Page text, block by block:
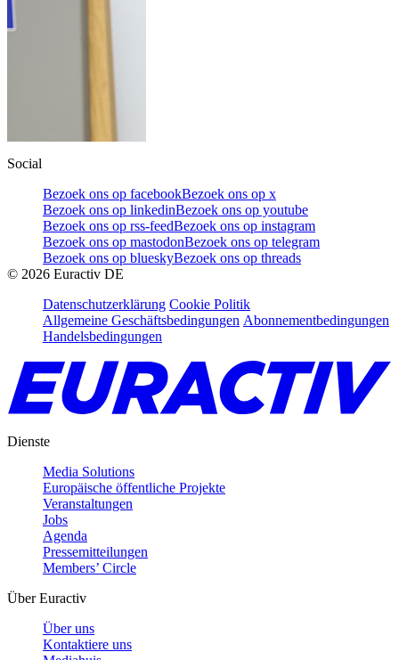
Social
Bezoek ons op facebookBezoek ons op x
Bezoek ons op linkedinBezoek ons op youtube
Bezoek ons op rss-feedBezoek ons op instagram
Bezoek ons op mastodonBezoek ons op telegram
Bezoek ons op blueskyBezoek ons op threads
© 2026 Euractiv DE
Datenschutzerklärung Cookie Politik
Allgemeine Geschäftsbedingungen Abonnementbedingungen
Handelsbedingungen
Dienste
Media Solutions
Europäische öffentliche Projekte
Veranstaltungen
Jobs
Agenda
Pressemitteilungen
Members’ Circle
Über Euractiv
Über uns
Kontaktiere uns